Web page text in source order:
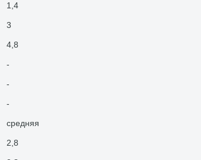
1,4
3
4,8
-
-
-
средняя
2,8